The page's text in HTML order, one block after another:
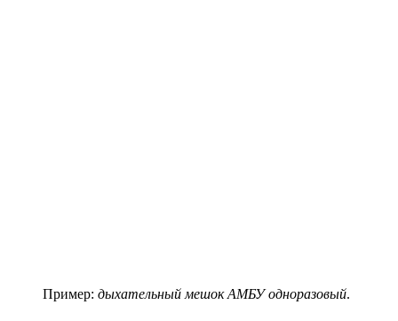
Пример: дыхательный мешок АМБУ одноразовый.